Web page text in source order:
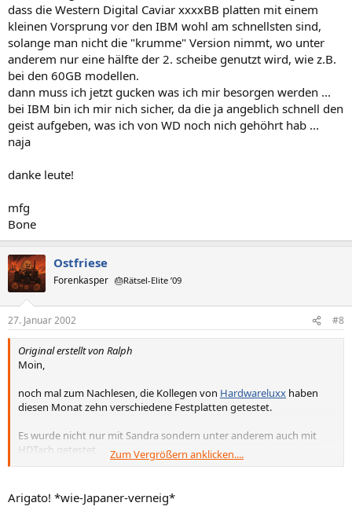
dass die Western Digital Caviar xxxxBB platten mit einem
kleinen Vorsprung vor den IBM wohl am schnellsten sind,
solange man nicht die "krumme" Version nimmt, wo unter
anderem nur eine hälfte der 2. scheibe genutzt wird, wie z.B.
bei den 60GB modellen.
dann muss ich jetzt gucken was ich mir besorgen werden ...
bei IBM bin ich mir nich sicher, da die ja angeblich schnell den
geist aufgeben, was ich von WD noch nich gehöhrt hab ...
naja
danke leute!
mfg
Bone
Ostfriese
Forenkasper 🎂Rätsel-Elite ’09
27. Januar 2002 #8
Original erstellt von Ralph
Moin,
noch mal zum Nachlesen, die Kollegen von Hardwareluxx haben
diesen Monat zehn verschiedene Festplatten getestet.
Es wurde nicht nur mit Sandra sondern unter anderem auch mit
HDTach getestet.
Zum Vergrößern anklicken....
Arigato! *wie-Japaner-verneig*